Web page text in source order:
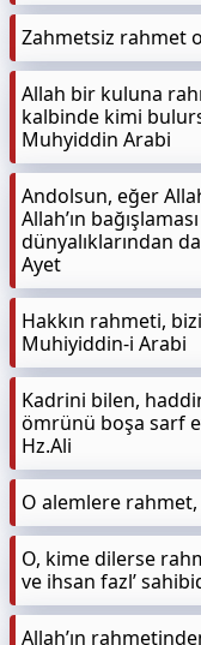
Zahmetsiz rahmet
Allah bir kuluna
kalbinde kimi
Muhyiddin Arabi
Andolsun, eğer
Allah’ın
dünyalıklarından
Ayet
Hakkın rahmeti,
Muhiyiddin-i Arabi
Kadrini bilen,
ömrünü boşa sarf
Hz.Ali
O alemlere
O, kime dilerse
ve ihsan fazl’
Allah’ın